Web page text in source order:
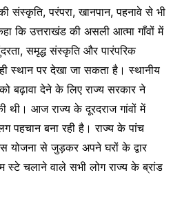
संस्कृति, परंपरा, खानपान, पहनावे से भी
कि उत्तराखंड की असली आत्मा गाँवों में
समृद्ध संस्कृति और पारंपरिक
स्थान पर देखा जा सकता है। स्थानीय
बढ़ावा देने के लिए राज्य सरकार ने
थी। आज राज्य के दूरदराज गांवों में
पहचान बना रही है। राज्य के पांच
योजना से जुड़कर अपने घरों के द्वार
स्टे चलाने वाले सभी लोग राज्य के ब्रांड